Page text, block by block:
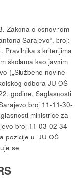
Zakona o osnovnom
Sarajevo“, broj:
Pravilnika s kriterijima
školama kao javnim
(„Službene novine
odbora JU OŠ
godine, Saglasnosti
broj 11-11-30-
ministrice za
broj 11-03-02-34-
pozicije u JU OŠ
se: